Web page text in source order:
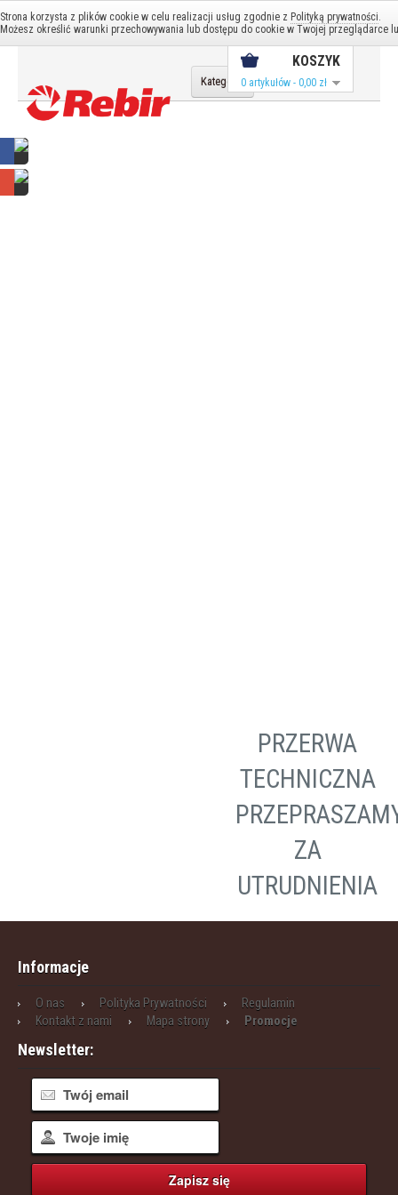
Konto
Konto Koszyk
Kategorie
Serwis
Frezarki
KOSZYK
0 artykułów - 0,00 zł
PRZERWA
TECHNICZNA
ZA
UTRUDNIENIA
Informacje
O nas Polityka Prywatności
Regulamin
Kontakt z nami
Mapa strony Promocje
Newsletter:
Strona korzysta z plików cookie w celu realizacji usług zgodnie z Polityką prywatności.
Możesz określić warunki przechowywania lub dostępu do cookie w Twojej przeglądarce